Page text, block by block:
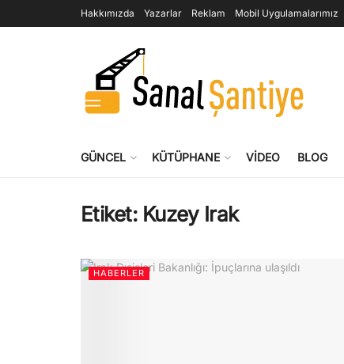
Hakkımızda Yazarlar Reklam Mobil Uygulamalarımız
GÜNCEL KÜTÜPHANE VIDEO BLOG
Etiket: Kuzey Irak
HABERLER